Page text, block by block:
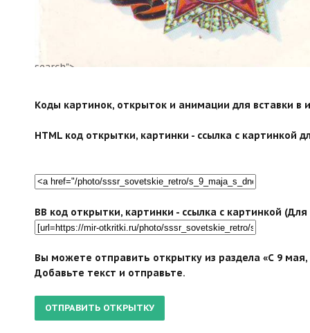
search">
Коды картинок, открыток и анимации для вставки в
HTML код открытки, картинки - ссылка с картинкой
BB код открытки, картинки - ссылка с картинкой
Вы можете отправить открытку из раздела «С 9
Добавьте текст и отправьте.